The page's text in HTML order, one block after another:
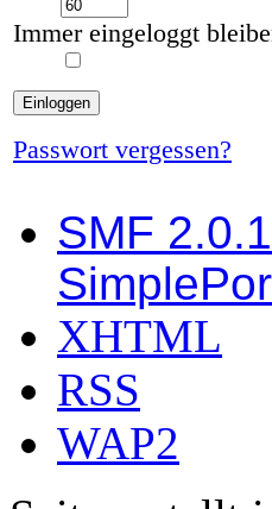
Immer eingeloggt
Passwort vergessen?
SMF
XHTML
RSS
WAP2